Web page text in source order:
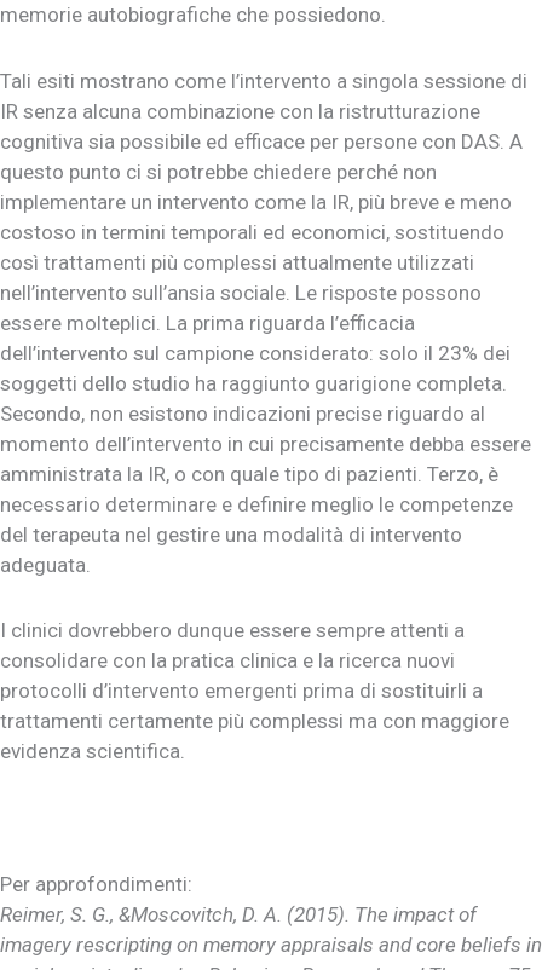
memorie autobiografiche che possiedono.
Tali esiti mostrano come l’intervento a singola sessione di
IR senza alcuna combinazione con la ristrutturazione
cognitiva sia possibile ed efficace per persone con DAS. A
questo punto ci si potrebbe chiedere perché non
implementare un intervento come la IR, più breve e meno
costoso in termini temporali ed economici, sostituendo
così trattamenti più complessi attualmente utilizzati
nell’intervento sull’ansia sociale. Le risposte possono
essere molteplici. La prima riguarda l’efficacia
dell’intervento sul campione considerato: solo il 23% dei
soggetti dello studio ha raggiunto guarigione completa.
Secondo, non esistono indicazioni precise riguardo al
momento dell’intervento in cui precisamente debba essere
amministrata la IR, o con quale tipo di pazienti. Terzo, è
necessario determinare e definire meglio le competenze
del terapeuta nel gestire una modalità di intervento
adeguata.
I clinici dovrebbero dunque essere sempre attenti a
consolidare con la pratica clinica e la ricerca nuovi
protocolli d’intervento emergenti prima di sostituirli a
trattamenti certamente più complessi ma con maggiore
evidenza scientifica.
Per approfondimenti:
Reimer, S. G., &Moscovitch, D. A. (2015). The impact of
imagery rescripting on memory appraisals and core beliefs in